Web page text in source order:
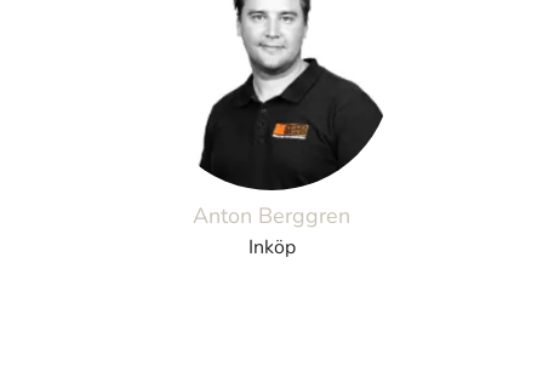
Anton Berggren
Inköp